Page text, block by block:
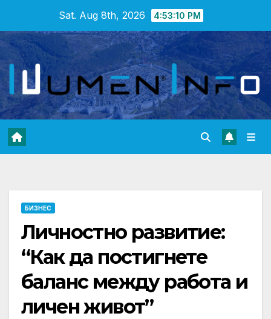
content
Sat. Aug 8th, 2026 4:53:11 PM
БИЗНЕС
Личностно развитие:
“Как да постигнете
баланс между работа и
личен живот”